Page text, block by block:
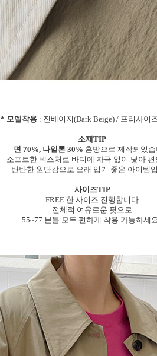
* 모델착용: 진베이지(Dark Beige) / 프리사이
소재TIP
면 70%, 나일론 30% 혼방으로 제작되었
소프트한 텍스처로 바디에 자극 없이 닿아 편
탄탄한 원단감으로 오래 입기 좋은 아이템
사이즈TIP
FREE 한 사이즈 진행합니다
전체적 여유로운 핏으로
55~77 분들 모두 편하게 착용 가능하세